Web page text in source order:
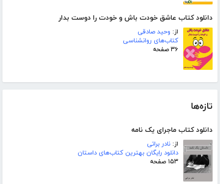
دانلود کتاب عاشق خودت باش و خودت را دوست بدار
از: وحید صادقی
کتاب‌های روانشناسی
۳۶ صفحه
تازه‌ها
دانلود کتاب ماجرای یک نامه
از: نادر براتی
دانلود رایگان بهترین کتاب‌های داستان
۱۵۳ صفحه